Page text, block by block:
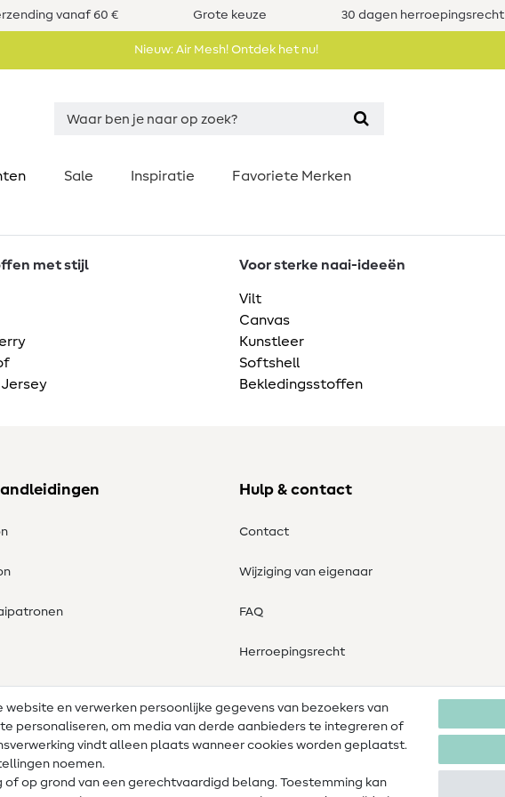
vanaf 60 € Grote keuze 30 dagen herroepingsrecht
Nieuw: Air Mesh! Ontdek het nu!
Sale Inspiratie Favoriete Merken
met stijl Voor sterke naai-ideeën
Vilt
Canvas
Kunstleer
Softshell
Bekledingsstoffen
Hulp & contact
Contact
Wijziging van eigenaar
FAQ
Herroepingsrecht
en verwerken persoonlijke gegevens van bezoekers van
personaliseren, om media van derde aanbieders te integreren of
vindt alleen plaats wanneer cookies worden geplaatst.
noemen.
op grond van een gerechtvaardigd belang. Toestemming kan